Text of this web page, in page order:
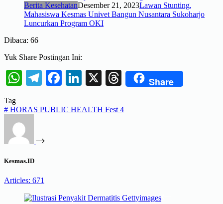
Berita KesehatanDesember 21, 2023Lawan Stunting,
Mahasiswa Kesmas Univet Bangun Nusantara Sukoharjo
Luncurkan Program OKI
Dibaca: 66
Yuk Share Postingan Ini:
WhatsApp
Telegram
Facebook
LinkedIn
X Threads
Share
Tag
# HORAS PUBLIC HEALTH Fest 4
Kesmas.ID
Articles: 671